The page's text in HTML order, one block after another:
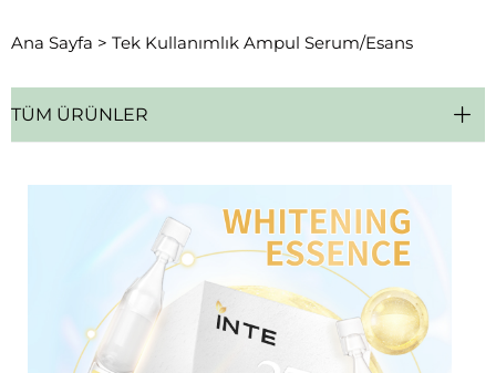
Ana Sayfa > Tek Kullanımlık Ampul Serum/Esans
TÜM ÜRÜNLER